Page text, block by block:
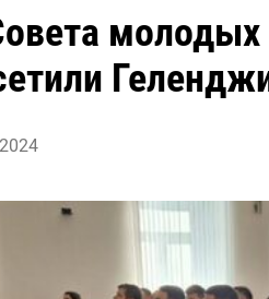
молодых